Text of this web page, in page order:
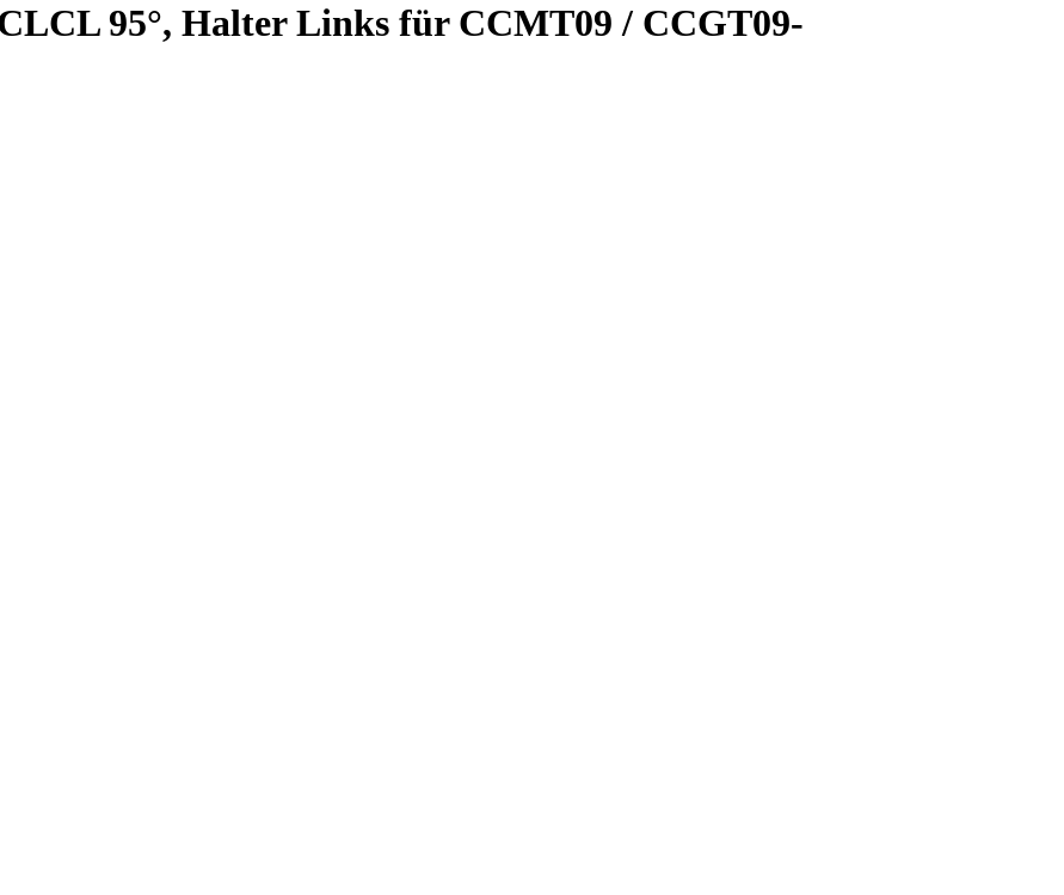
95°, Halter Links für CCMT09 / CCGT09-